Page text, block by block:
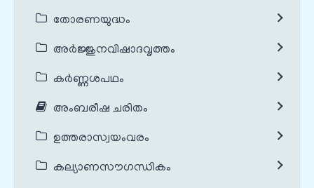
തോരണയുദ്ധം
അർജ്ജുനവിഷാദവൃത്തം
കർണ്ണശപഥം
അംബരീഷ ചരിതം
ഉത്തരാസ്വയംവരം
കല്യാണസൗഗന്ധികം